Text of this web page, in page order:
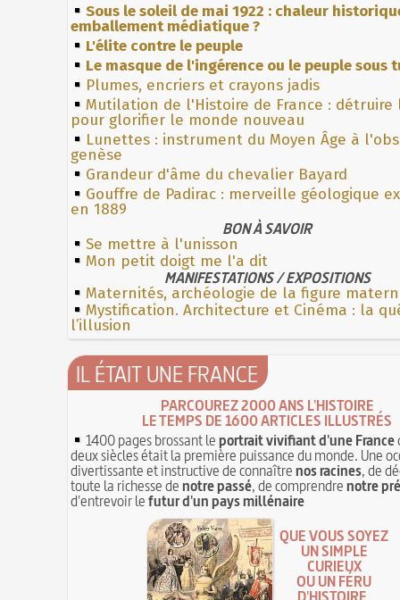
Sous le soleil de mai 1922 : chaleur
emballement médiatique ?
L'élite contre le peuple
Le masque de l'ingérence ou le peuple sous
Plumes, encriers et crayons jadis
Mutilation de l'Histoire de France : détruire
pour glorifier le monde nouveau
Lunettes : instrument du Moyen Âge à
genèse
Grandeur d'âme du chevalier Bayard
Gouffre de Padirac : merveille géologique
en 1889
BON À SAVOIR
Se mettre à l'unisson
Mon petit doigt me l'a dit
MANIFESTATIONS / EXPOSITIONS
Maternités, archéologie de la figure
Mystification. Architecture et Cinéma : la
l’illusion
IL ÉTAIT UNE FRANCE
PARCOUREZ 2000 ANS L'HISTOIRE
LE TEMPS DE 1600 ARTICLES ILLUSTRÉS
1400 pages brossant leportrait vivifiant d'une France
deux siècles était la première puissance du monde. Une
divertissante et instructive de connaîtrenos racines, de
toute la richesse denotre passé, de comprendrenotre
d'entrevoir lefutur d'un pays millénaire
QUE VOUS SOYEZ
UN SIMPLE
CURIEUX
OU UN FÉRU